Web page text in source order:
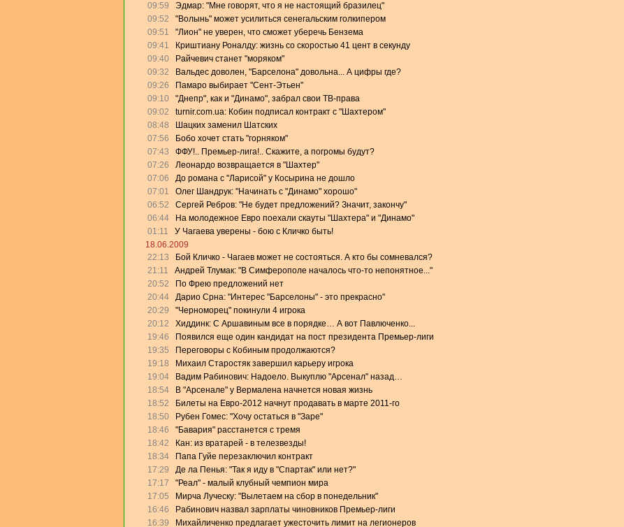
09:59
Эдмар: "Мне говорят, что я не настоящий бразилец"
09:52
"Волынь" может усилиться сенегальским голкипером
09:51
"Лион" не уверен, что сможет уберечь Бензема
09:41
Криштиану Роналду: жизнь со скоростью 41 цент в секунду
09:40
Райчевич станет "моряком"
09:32
Вальдес доволен, "Барселона" довольна... А цифры где?
09:26
Памаро выбирает "Сент-Этьен"
09:10
"Днепр", как и "Динамо", забрал свои ТВ-права
09:02
turnir.com.ua: Кобин подписал контракт с "Шахтером"
08:48
Шацких заменил Шатских
07:56
Бобо хочет стать "горняком"
07:43
ФФУ!.. Премьер-лига!.. Скажите, а погромы будут?
07:26
Леонардо возвращается в "Шахтер"
07:06
До романа с "Ларисой" у Косырина не дошло
07:01
Олег Шандрук: "Начинать с "Динамо" хорошо"
06:52
Сергей Ребров: "Не будет предложений? Значит, закончу"
06:44
На молодежное Евро поехали скауты "Шахтера" и "Динамо"
01:11
У Чагаева уверены - бою с Кличко быть!
18.06.2009
22:13
Бой Кличко - Чагаев может не состояться. А кто бы сомневался?
21:11
Андрей Тлумак: "В Симферополе началось что-то непонятное..."
20:52
По Фрею предложений нет
20:44
Дарио Срна: "Интерес "Барселоны" - это прекрасно"
20:29
"Черноморец" покинули 4 игрока
20:12
Хиддинк: С Аршавиным все в порядке… А вот Павлюченко...
19:46
Появился еще один кандидат на пост президента Премьер-лиги
19:35
Переговоры с Кобиным продолжаются?
19:18
Михаил Старостяк завершил карьеру игрока
19:04
Вадим Рабинович: Надоело. Выкуплю "Арсенал" назад…
18:54
В "Арсенале" у Вермалена начнется новая жизнь
18:52
Билеты на Евро-2012 начнут продавать в марте 2011-го
18:50
Рубен Гомес: "Хочу остаться в "Заре"
18:46
"Бавария" расстанется с тремя
18:42
Кан: из вратарей - в телезвезды!
18:34
Папа Гуйе перезаключил контракт
17:29
Де ла Пенья: "Так я иду в "Спартак" или нет?"
17:17
"Реал" - малый клубный чемпион мира
17:05
Мирча Луческу: "Вылетаем на сбор в понедельник"
16:46
Рабинович назвал зарплаты чиновников Премьер-лиги
16:39
Михайличенко предлагает ужесточить лимит на легионеров